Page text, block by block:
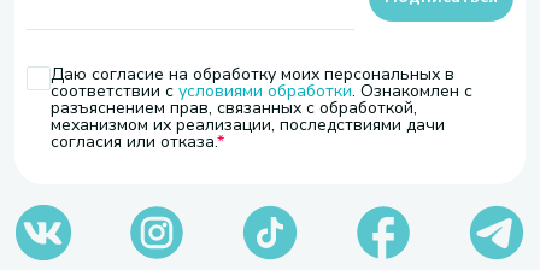
Даю согласие на обработку моих персональных в
соответствии с условиями обработки. Ознакомлен с
разъяснением прав, связанных с обработкой,
механизмом их реализации, последствиями дачи
согласия или отказа.